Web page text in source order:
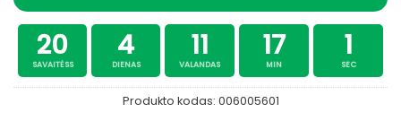
20
SAVAITĖSS
4
DIENAS
11
VALANDAS
17
MIN
1
SEC
Produkto kodas: 006005601